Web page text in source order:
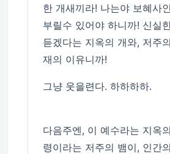
한 개새끼라! 나는야 보혜사
부릴수 있어야 하니까! 신실
듣겠다는 지옥의 개와, 저주
재의 이유니까!
그냥 웃을련다. 하하하하.
다음주엔, 이 예수라는 지옥
령이라는 저주의 뱀이, 인간